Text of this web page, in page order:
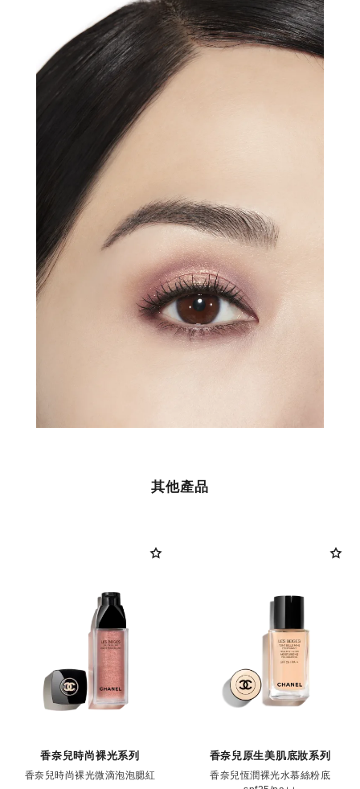
其他產品
香奈兒時尚裸光系列
香奈兒時尚裸光微滴泡泡腮紅
香奈兒原生美肌底妝系列
香奈兒恆潤裸光水慕絲粉底